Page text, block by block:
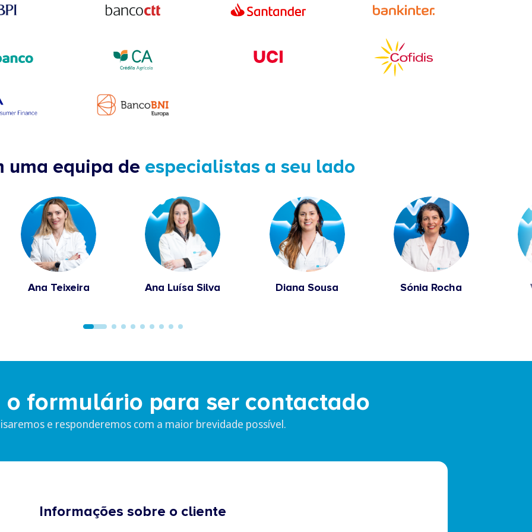
uma equipa de especialistas a seu lado
Ana Teixeira Ana Luísa Silva Diana Sousa Sónia Rocha
o formulário para ser contactado
e responderemos com a maior brevidade possível.
Informações sobre o cliente